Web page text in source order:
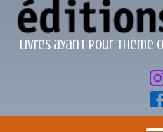
Livres ayant pour thème